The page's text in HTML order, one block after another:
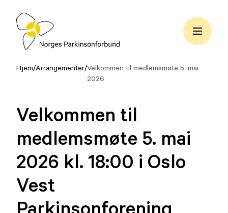
Hopp
innholdNorges
Hjem/Arrangementer/Velkommen til medlemsmøte 5. mai
2026
Velkommen til
medlemsmøte 5. mai
2026 kl. 18:00 i Oslo
Vest
Parkinsonforening